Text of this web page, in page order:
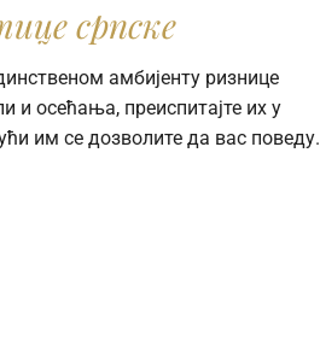
српске
амбијенту ризнице
и осећања, преиспитајте их у
им се дозволите да вас поведу.